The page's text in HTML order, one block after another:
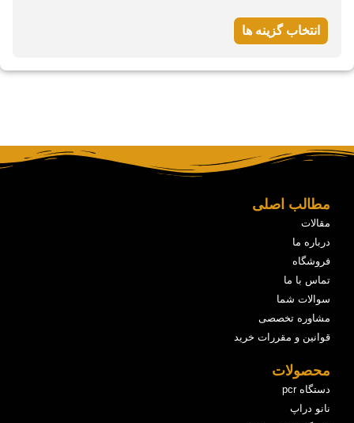
انتخاب گزینه ها
مطالب اصلی
مقالات
درباره ما
فروشگاه
تماس با ما
سوالات شما
مشاوره تخصصی
قوانین و مقررات خرید
محصولات
دستگاه pcr
نانو دراپ